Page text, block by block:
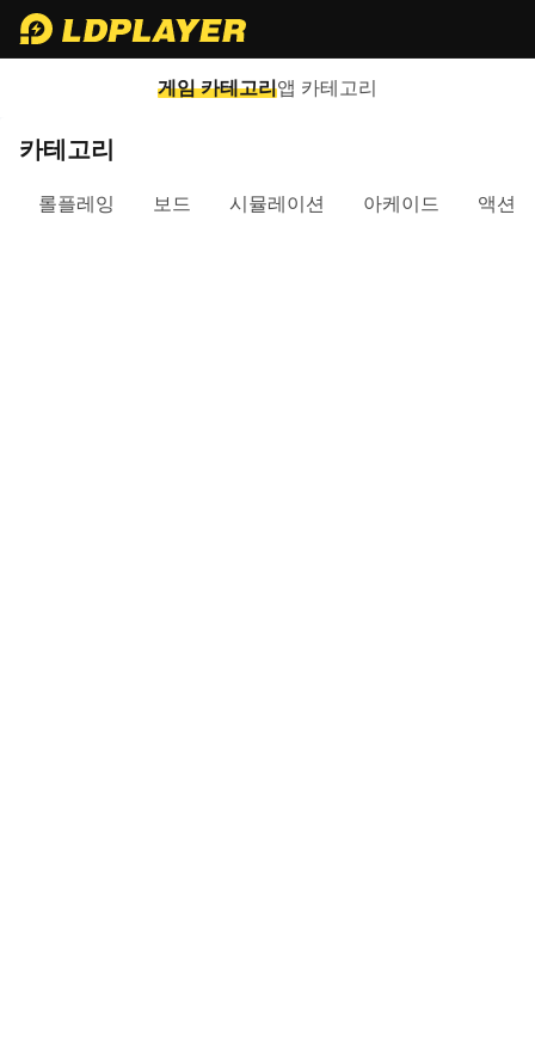
게임 카테고리앱 카테고리
카테고리
롤플레잉 보드 시뮬레이션 아케이드 액션